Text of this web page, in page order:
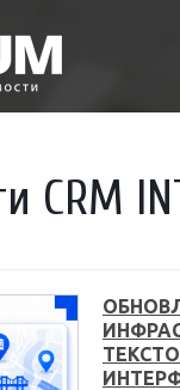
CRM